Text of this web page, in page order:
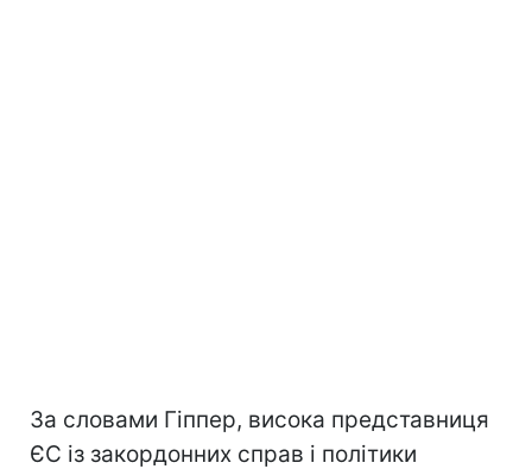
За словами Гіппер, висока представниця
ЄС із закордонних справ і політики